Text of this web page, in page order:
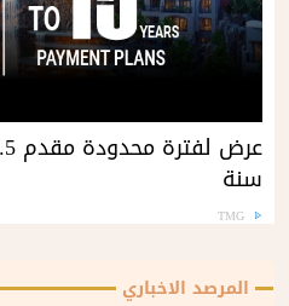
سنة
TMG
المرصد الاخباري